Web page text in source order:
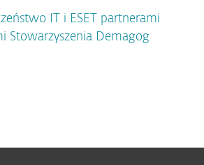
IT i ESET partnerami
Stowarzyszenia Demagog